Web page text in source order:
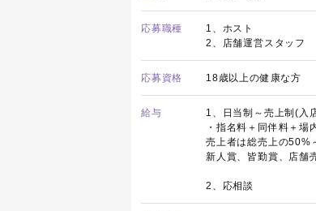
応募職種
1、ホスト
2、店舗運営スタッフ
応募資格 18歳以上の健康な方
給与
1、日当制～売上制(入
・指名料＋同伴料＋場
売上者は総売上の50%
新人賞、皆勤賞、店舗
2、応相談